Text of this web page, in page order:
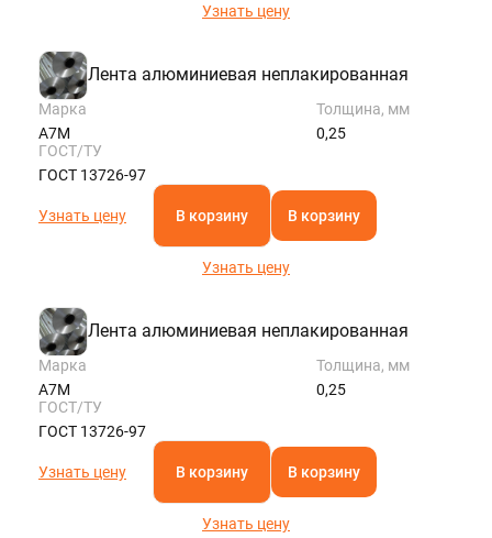
Узнать цену
Лента алюминиевая неплакированная
Марка
А7М
Толщина, мм
0,25
ГОСТ/ТУ
ГОСТ 13726-97
Узнать цену В корзину В корзину
Узнать цену
Лента алюминиевая неплакированная
Марка
А7М
Толщина, мм
0,25
ГОСТ/ТУ
ГОСТ 13726-97
Узнать цену В корзину В корзину
Узнать цену